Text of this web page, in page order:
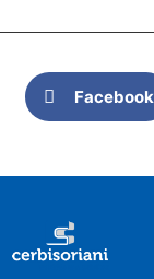
Facebook